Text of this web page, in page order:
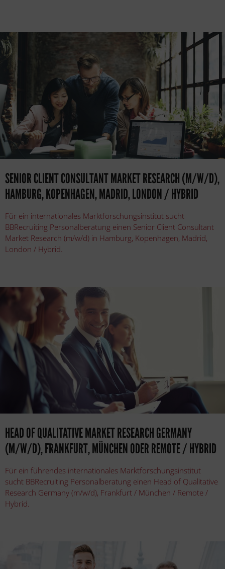
SENIOR CLIENT CONSULTANT MARKET RESEARCH (M/W/D),
HAMBURG, KOPENHAGEN, MADRID, LONDON / HYBRID
Für ein internationales Marktforschungsinstitut sucht
BBRecruiting Personalberatung einen Senior Client Consultant
Market Research (m/w/d) in Hamburg, Kopenhagen, Madrid,
London / Hybrid.
HEAD OF QUALITATIVE MARKET RESEARCH GERMANY
(M/W/D), FRANKFURT, MÜNCHEN ODER REMOTE / HYBRID
Für ein führendes internationales Marktforschungsinstitut
sucht BBRecruiting Personalberatung einen Head of Qualitative
Research Germany (m/w/d), Frankfurt / München / Remote /
Hybrid.